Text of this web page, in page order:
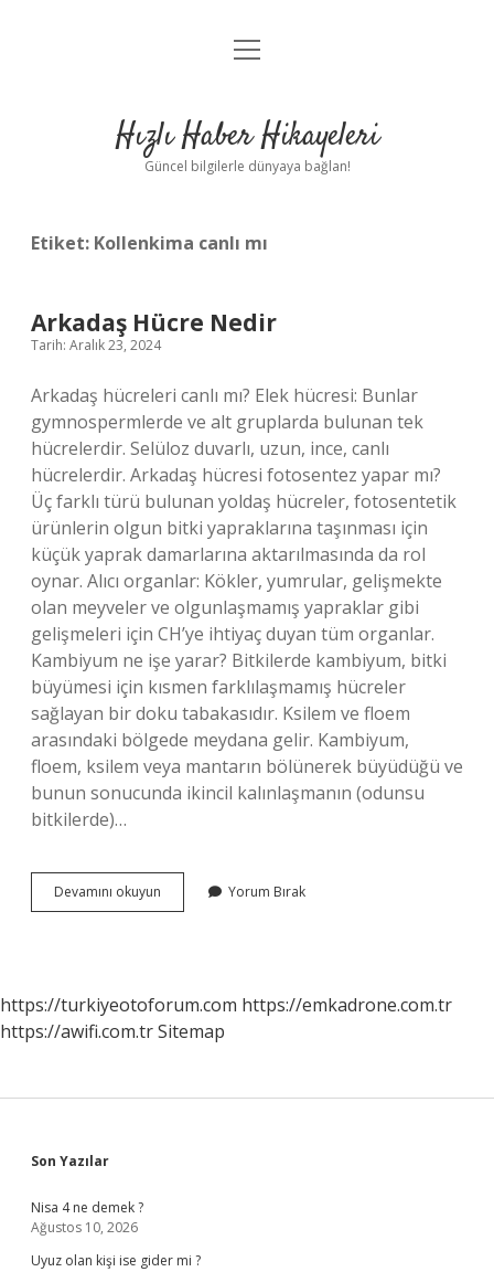
Anasayfa
Yasal Uyarı
menüyü
Hızlı Haber Hikayeleri
Güncel bilgilerle dünyaya bağlan!
Etiket: Kollenkima canlı mı
Arkadaş Hücre Nedir
Tarih: Aralık 23, 2024
Arkadaş hücreleri canlı mı? Elek hücresi: Bunlar
gymnospermlerde ve alt gruplarda bulunan tek
hücrelerdir. Selüloz duvarlı, uzun, ince, canlı
hücrelerdir. Arkadaş hücresi fotosentez yapar mı?
Üç farklı türü bulunan yoldaş hücreler, fotosentetik
ürünlerin olgun bitki yapraklarına taşınması için
küçük yaprak damarlarına aktarılmasında da rol
oynar. Alıcı organlar: Kökler, yumrular, gelişmekte
olan meyveler ve olgunlaşmamış yapraklar gibi
gelişmeleri için CH’ye ihtiyaç duyan tüm organlar.
Kambiyum ne işe yarar? Bitkilerde kambiyum, bitki
büyümesi için kısmen farklılaşmamış hücreler
sağlayan bir doku tabakasıdır. Ksilem ve floem
arasındaki bölgede meydana gelir. Kambiyum,
floem, ksilem veya mantarın bölünerek büyüdüğü ve
bunun sonucunda ikincil kalınlaşmanın (odunsu
bitkilerde)…
Devamını okuyun Arkadaş
Hücre
Yorum Bırak
https://turkiyeotoforum.com https://emkadrone.com.tr
https://awifi.com.trSitemap
Sidebar
Son Yazılar
Nisa 4 ne demek ?
Ağustos 10, 2026
Uyuz olan kişi ise gider mi ?